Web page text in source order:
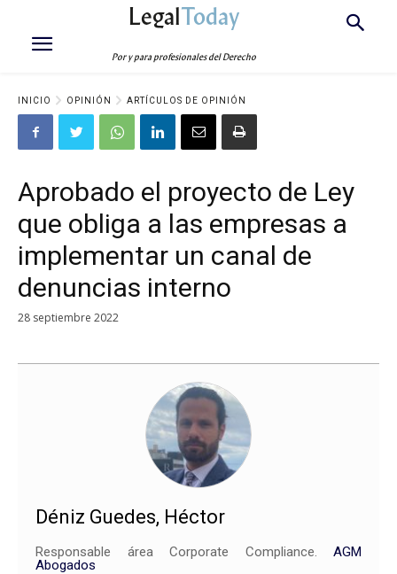
LegalToday
Por y para profesionales del Derecho
INICIO OPINIÓN ARTÍCULOS DE OPINIÓN
Aprobado el proyecto de Ley
que obliga a las empresas a
implementar un canal de
denuncias interno
28 septiembre 2022
Déniz Guedes, Héctor
Responsable área Corporate Compliance. AGM
Abogados